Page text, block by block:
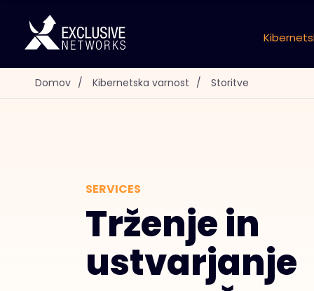
Domov / Kibernetska varnost / Storitve
SERVICES
Trženje in
ustvarjanje